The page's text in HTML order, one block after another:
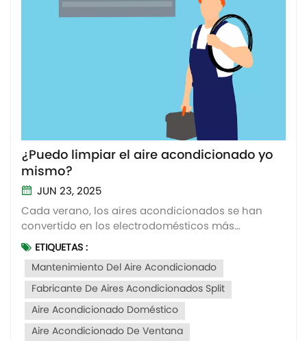
¿Puedo limpiar el aire acondicionado yo
mismo?
JUN 23, 2025
Cada verano, los aires acondicionados se han
convertido en los electrodomésticos más
utilizados. En particular, aires acondicionados split
de paredSin embargo, si no lo limpiamos durante
mucho tiempo, el aire acondicionado estará más
sucio que un inodoro. Polvo, moho, bacterias...
todo se dispersa c...
ETIQUETAS :
Mantenimiento Del Aire Acondicionado
Fabricante De Aires Acondicionados Split
Aire Acondicionado Doméstico
Aire Acondicionado De Ventana